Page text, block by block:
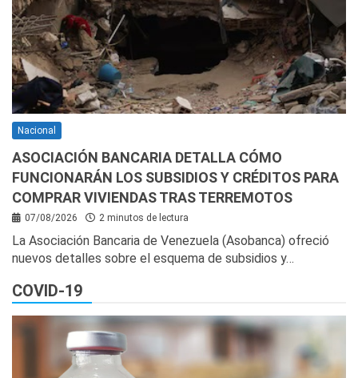
Nacional
ASOCIACIÓN BANCARIA DETALLA CÓMO
FUNCIONARÁN LOS SUBSIDIOS Y CRÉDITOS PARA
COMPRAR VIVIENDAS TRAS TERREMOTOS
07/08/2026 2 minutos de lectura
La Asociación Bancaria de Venezuela (Asobanca) ofreció
nuevos detalles sobre el esquema de subsidios y…
COVID-19